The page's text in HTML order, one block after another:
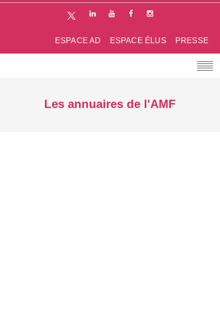
PRESSE
ESPACE ÉLUS
ESPACE AD
Les annuaires de l'AMF